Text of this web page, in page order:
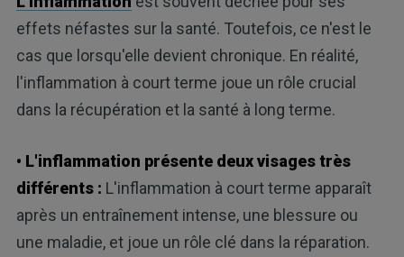
effets néfastes sur la santé. Toutefois, ce n'est le
cas que lorsqu'elle devient chronique. En réalité,
l'inflammation à court terme joue un rôle crucial
dans la récupération et la santé à long terme.
• L'inflammation présente deux visages très
différents : L'inflammation à court terme apparaît
après un entraînement intense, une blessure ou
une maladie, et joue un rôle clé dans la réparation.